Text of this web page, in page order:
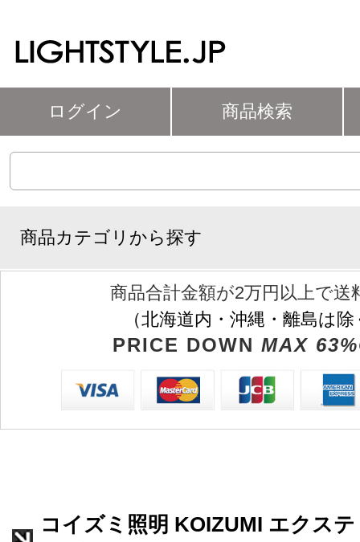
ログイン 商品検索
商品カテゴリから探す
商品合計金額が2万円以上で送
（北海道内・沖縄・離島は
PRICE DOWN MAX
コイズミ照明 KOIZUMI エクス